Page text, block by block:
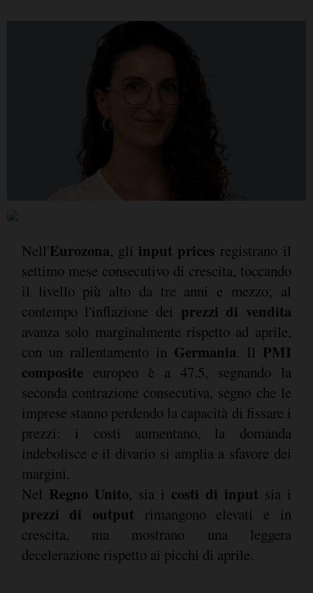
Nell'Eurozona, gli input prices registrano il
settimo mese consecutivo di crescita, toccando
il livello più alto da tre anni e mezzo; al
contempo l'inflazione dei prezzi di vendita
avanza solo marginalmente rispetto ad aprile,
con un rallentamento in Germania. Il PMI
composite europeo è a 47.5, segnando la
seconda contrazione consecutiva, segno che le
imprese stanno perdendo la capacità di fissare i
prezzi: i costi aumentano, la domanda
indebolisce e il divario si amplia a sfavore dei
margini.
Nel Regno Unito, sia i costi di input sia i
prezzi di output rimangono elevati e in
crescita, ma mostrano una leggera
decelerazione rispetto ai picchi di aprile.